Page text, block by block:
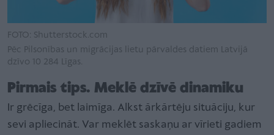
FOTO: Shutterstock.com
Pēc Pilsonības un migrācijas lietu pārvaldes datiem Latvijā
dzīvo 10 284 Līgas.
Pirmais tips. Meklē dzīvē dinamiku
Ir grēcīga, bet laimīga. Alkst ārkārtēju situāciju, kur
sevi apliecināt. Var meklēt saskaņu ar vīrieti gadiem